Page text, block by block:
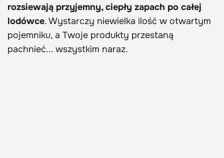
rozsiewają przyjemny, ciepły zapach po całej
lodówce. Wystarczy niewielka ilość w otwartym
pojemniku, a Twoje produkty przestaną
pachnieć... wszystkim naraz.